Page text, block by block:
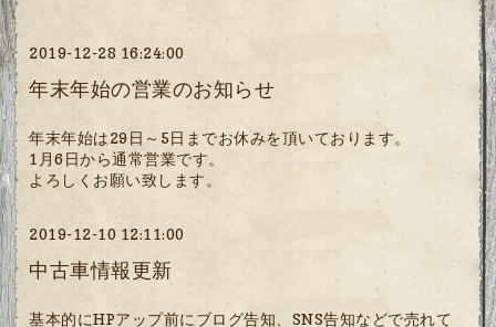
2019-12-28 16:24:00
年末年始の営業のお知らせ
年末年始は29日～5日までお休みを頂いております。
1月6日から通常営業です。
よろしくお願い致します。
2019-12-10 12:11:00
中古車情報更新
基本的にHPアップ前にブログ告知、SNS告知などで売れて